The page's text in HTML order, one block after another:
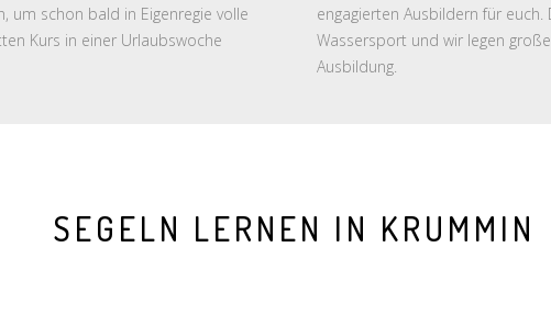
um schon bald in Eigenregie volle
Kurs in einer Urlaubswoche
engagierten Ausbildern für
Wassersport und wir legen
Ausbildung.
SEGELN LERNEN IN KRUMMIN